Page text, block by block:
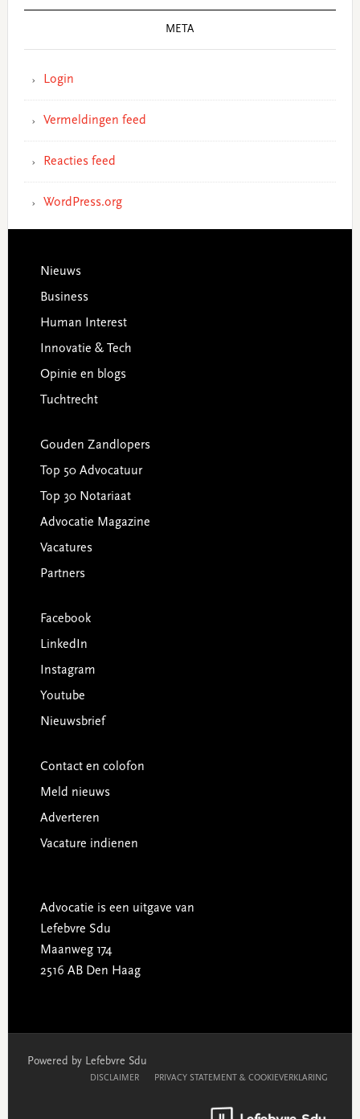
META
Login
Vermeldingen feed
Reacties feed
WordPress.org
Footer
Nieuws
Business
Human Interest
Innovatie & Tech
Opinie en blogs
Tuchtrecht
Gouden Zandlopers
Top 50 Advocatuur
Top 30 Notariaat
Advocatie Magazine
Vacatures
Partners
Facebook
LinkedIn
Instagram
Youtube
Nieuwsbrief
Contact en colofon
Meld nieuws
Adverteren
Vacature indienen
Advocatie is een uitgave van
Lefebvre Sdu
Maanweg 174
2516 AB Den Haag
Powered by Lefebvre Sdu
DISCLAIMER PRIVACY STATEMENT & COOKIEVERKLARING